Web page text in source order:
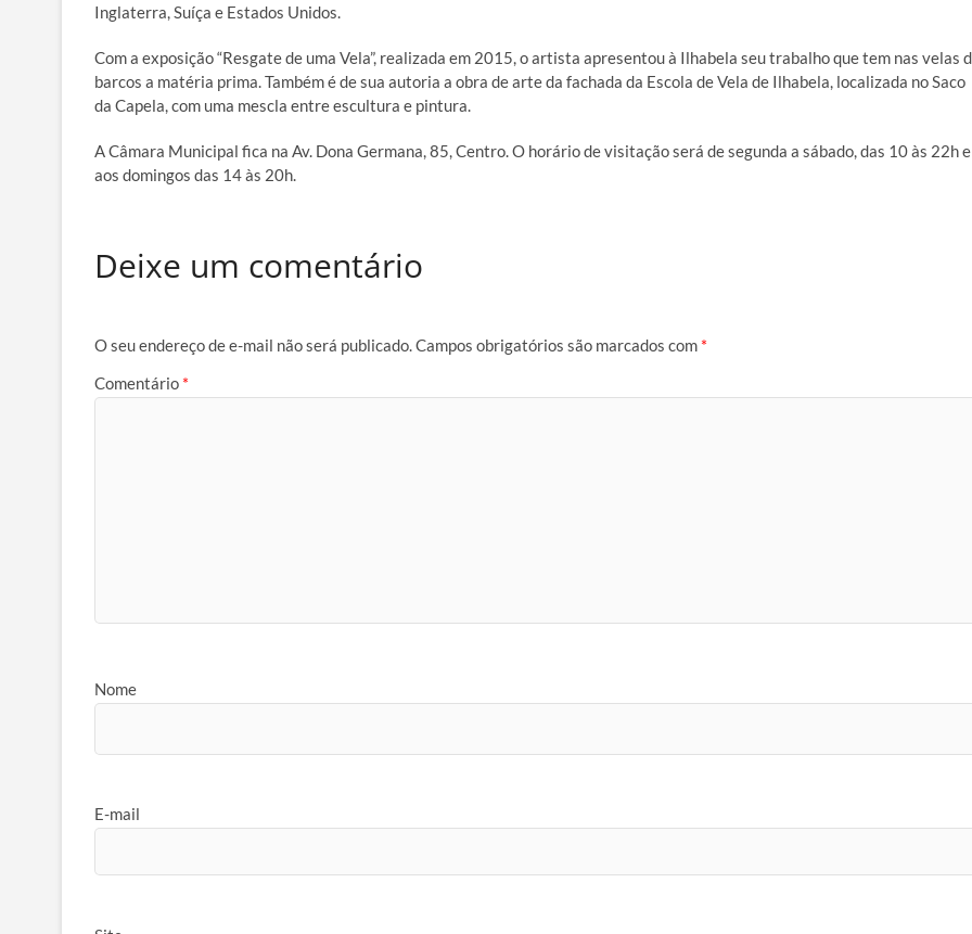
Inglaterra, Suíça e Estados Unidos.
Com a exposição “Resgate de uma Vela”, realizada em 2015, o artista apresentou à Ilhabela seu trabalho que tem nas velas
barcos a matéria prima. Também é de sua autoria a obra de arte da fachada da Escola de Vela de Ilhabela, localizada no Saco
da Capela, com uma mescla entre escultura e pintura.
A Câmara Municipal fica na Av. Dona Germana, 85, Centro. O horário de visitação será de segunda a sábado, das 10 às 22h e
aos domingos das 14 às 20h.
Deixe um comentário
O seu endereço de e-mail não será publicado.Campos obrigatórios são marcados com *
Comentário *
Nome
E-mail